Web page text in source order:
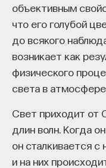
объективным
что его голубой
до всякого
возникает как
физического
света в атмосфере.
Свет приходит от
длин волн. Когда
он сталкивается
и на них